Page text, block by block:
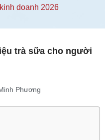
doanh 2026
trà sữa cho người
Phương